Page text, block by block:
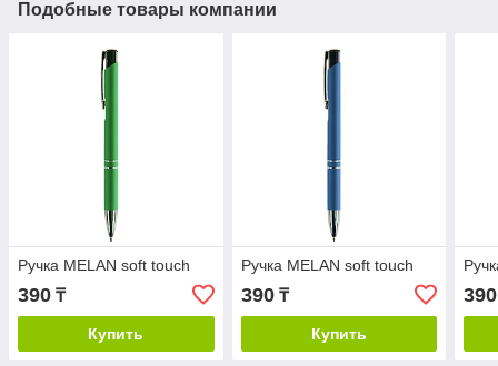
Подобные товары компании
Ручка MELAN soft touch
390 ₸
Купить
Ручка MELAN soft touch
390₸
Купить
390